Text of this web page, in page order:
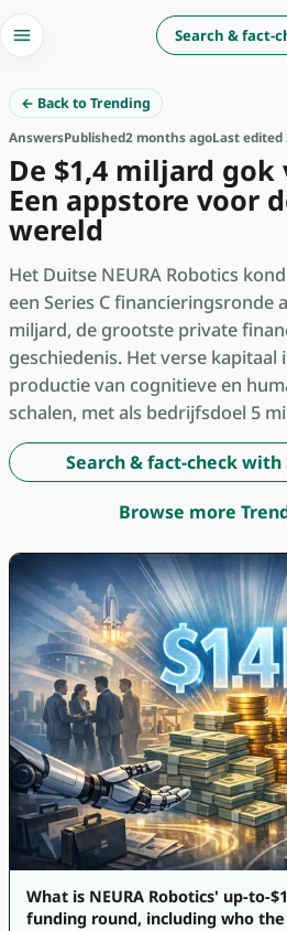
Search & fact-
← Back to Trending
AnswersPublished2 months agoLast edited
De $1,4 miljard gok
Een appstore voor
wereld
Het Duitse NEURA Robotics
een Series C financieringsronde
miljard, de grootste private
geschiedenis. Het verse kapitaal
productie van cognitieve en
schalen, met als bedrijfsdoel 5
Search & fact-check
Browse more
What is NEURA Robotics' up-to-
funding round, including who